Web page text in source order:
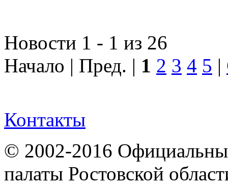
Новости 1 - 1 из 26
Начало | Пред. | 1 2 3 4 5 |
Контакты
© 2002-2016
палаты Ростовской